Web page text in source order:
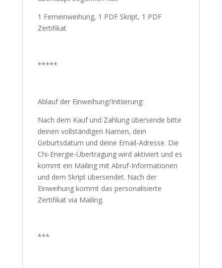
1 Ferneinweihung, 1 PDF Skript, 1 PDF
Zertifikat
*****
Ablauf der Einweihung/Initiierung:
Nach dem Kauf und Zahlung übersende bitte
deinen vollständigen Namen, dein
Geburtsdatum und deine Email-Adresse. Die
Chi-Energie-Übertragung wird aktiviert und es
kommt ein Mailing mit Abruf-Informationen
und dem Skript übersendet. Nach der
Einweihung kommt das personalisierte
Zertifikat via Mailing.
***